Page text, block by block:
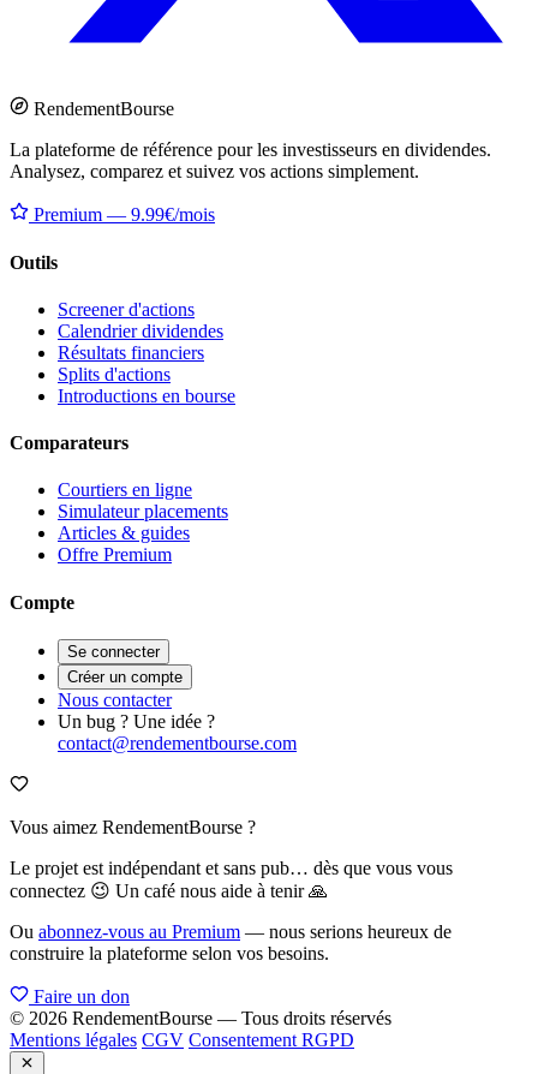
RendementBourse
La plateforme de référence pour les investisseurs en dividendes.
Analysez, comparez et suivez vos actions simplement.
Premium — 9.99€/mois
Outils
Screener d'actions
Calendrier dividendes
Résultats financiers
Splits d'actions
Introductions en bourse
Comparateurs
Courtiers en ligne
Simulateur placements
Articles & guides
Offre Premium
Compte
Se connecter
Créer un compte
Nous contacter
Un bug ? Une idée ?
contact@rendementbourse.com
Vous aimez RendementBourse ?
Le projet est indépendant et sans pub… dès que vous vous
connectez 😉 Un café nous aide à tenir 🙏
Ou abonnez-vous au Premium — nous serions heureux de
construire la plateforme selon vos besoins.
Faire un don
© 2026 RendementBourse — Tous droits réservés
Mentions légales CGV Consentement RGPD